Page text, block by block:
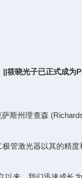
斯州理查森
管激光器以其的精